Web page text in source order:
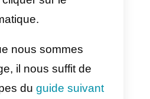
en ligne.
un bot dans
pour traiter les